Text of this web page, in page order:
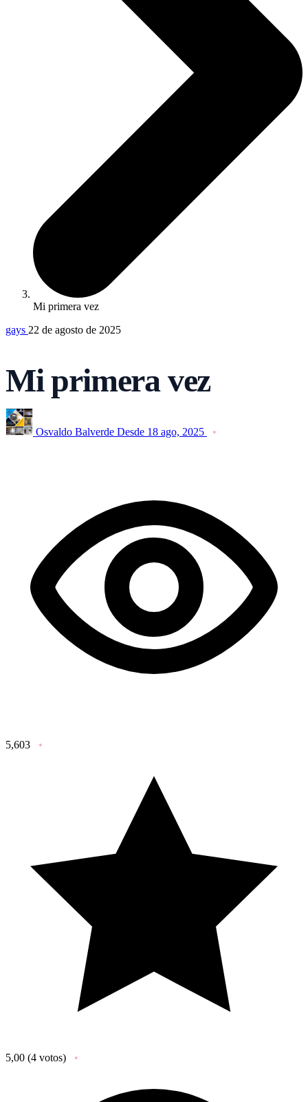
Mi primera vez
gays 22 de agosto de 2025
Mi primera vez
Osvaldo Balverde Desde 18 ago, 2025
5,603
5,00 (4 votos)